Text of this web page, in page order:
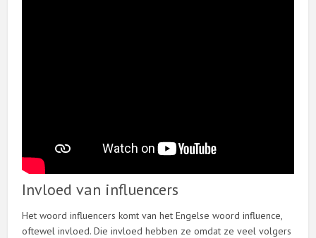
Invloed van influencers
Het woord influencers komt van het Engelse woord influence,
oftewel invloed. Die invloed hebben ze omdat ze veel volgers